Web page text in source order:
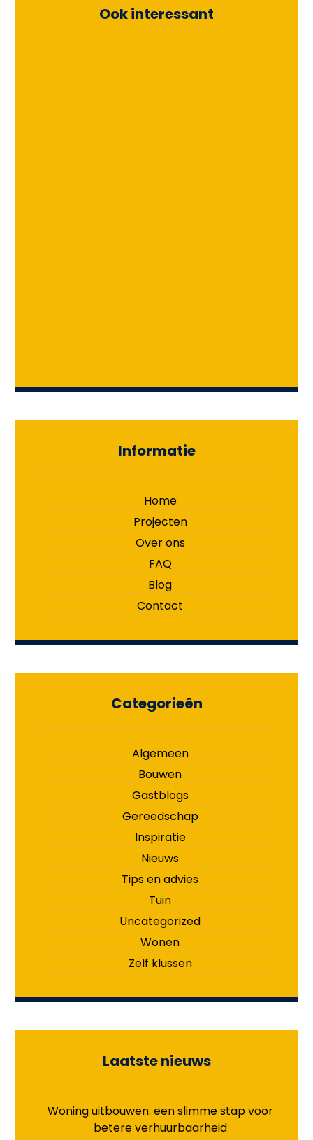
Ook interessant
Informatie
Home
Projecten
Over ons
FAQ
Blog
Contact
Categorieën
Algemeen
Bouwen
Gastblogs
Gereedschap
Inspiratie
Nieuws
Tips en advies
Tuin
Uncategorized
Wonen
Zelf klussen
Laatste nieuws
Woning uitbouwen: een slimme stap voor
betere verhuurbaarheid